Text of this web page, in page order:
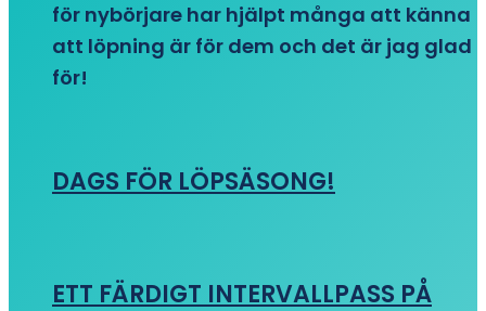
för nybörjare har hjälpt många att känna
att löpning är för dem och det är jag glad
för!
DAGS FÖR LÖPSÄSONG!
ETT FÄRDIGT INTERVALLPASS PÅ